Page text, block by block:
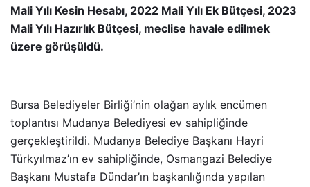
Mali Yılı Kesin Hesabı, 2022 Mali Yılı Ek Bütçesi, 2023
Mali Yılı Hazırlık Bütçesi, meclise havale edilmek
üzere görüşüldü.
Bursa Belediyeler Birliği’nin olağan aylık encümen
toplantısı Mudanya Belediyesi ev sahipliğinde
gerçekleştirildi. Mudanya Belediye Başkanı Hayri
Türkyılmaz’ın ev sahipliğinde, Osmangazi Belediye
Başkanı Mustafa Dündar’ın başkanlığında yapılan